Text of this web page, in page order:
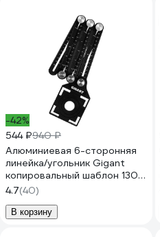
-42%
544 ₽940 ₽
Алюминиевая 6-сторонняя
линейка/угольник Gigant
копировальный шаблон 130
мм GAR-6-130
4.7(40)
В корзину